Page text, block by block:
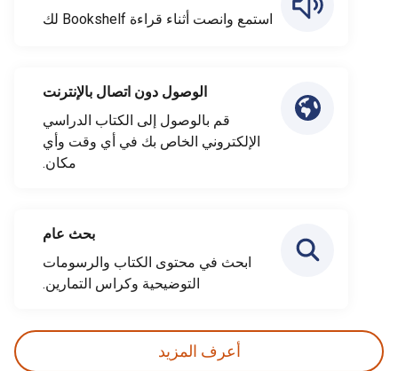
استمع وانصت أثناء قراءة Bookshelf لك
الوصول دون اتصال بالإنترنت
قم بالوصول إلى الكتاب الدراسي
الإلكتروني الخاص بك في أي وقت وأي
مكان.
بحث عام
ابحث في محتوى الكتاب والرسومات
التوضيحية وكراس التمارين.
أعرف المزيد